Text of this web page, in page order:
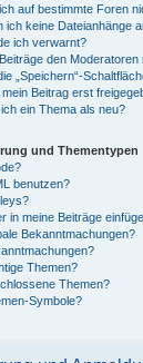
auf bestimmte Foren
ich keine Dateianhänge
ich verwarnt?
den Moderatoren
„Speichern“-
Beitrag erst
ein Thema als neu?
und Thementypen
benutzen?
in meine Beiträge
Bekanntmachungen?
Themen?
Themen?
Symbole?